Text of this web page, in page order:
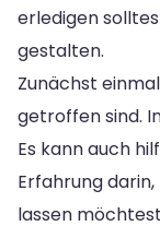
erledigen
gestalten.
Zunächst
getroffen sind.
Es kann auch
Erfahrung
lassen